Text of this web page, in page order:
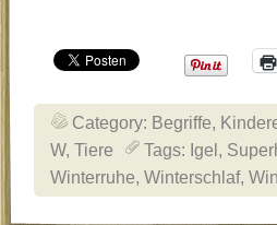
Category: Begriffe,
W, Tiere Tags: Igel,
Winterruhe, Winterschlaf,